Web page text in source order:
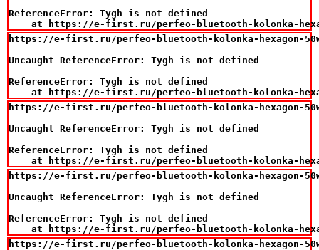
ReferenceError: Tygh is not defined
at https://e-first.ru/perfeo-bluetooth-kolonka-
https://e-first.ru/perfeo-bluetooth-kolonka-hexagon-
Uncaught ReferenceError: Tygh is not defined
ReferenceError: Tygh is not defined
at https://e-first.ru/perfeo-bluetooth-kolonka-
https://e-first.ru/perfeo-bluetooth-kolonka-hexagon-
Uncaught ReferenceError: Tygh is not defined
ReferenceError: Tygh is not defined
at https://e-first.ru/perfeo-bluetooth-kolonka-
https://e-first.ru/perfeo-bluetooth-kolonka-hexagon-
Uncaught ReferenceError: Tygh is not defined
ReferenceError: Tygh is not defined
at https://e-first.ru/perfeo-bluetooth-kolonka-
https://e-first.ru/perfeo-bluetooth-kolonka-hexagon-